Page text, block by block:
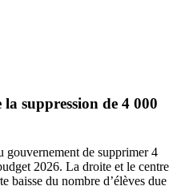
suppression de 4 000
gouvernement de supprimer 4
2026. La droite et le centre
baisse du nombre d’élèves due